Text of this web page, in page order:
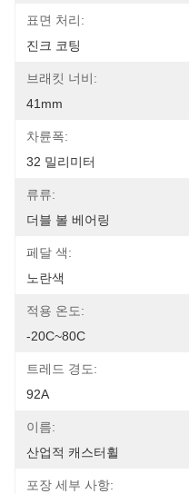
표면 처리:
진크 코팅
브래킷 너비:
41mm
차륜폭:
32 밀리미터
류류:
더블 볼 베어링
페달 색:
노란색
적용 온도:
-20C~80C
트레드 경도:
92A
이름:
산업적 캐스터휠
포장 세부 사항: